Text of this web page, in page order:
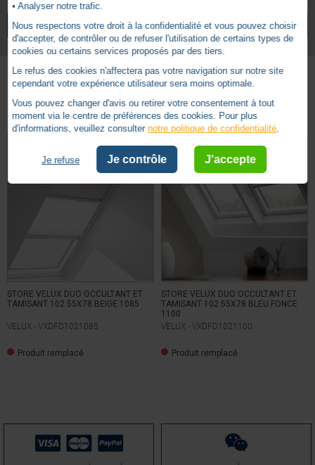
Garantie
VOIR TOUS LES ARTICLESVELUX
Autres produits - Store duo occultant et tamisant
STORE VELUX DUO OCCULTANT ET
TAMISANT 102 55X78 BEIGE 1085
VELUX - VXDFD1021085
Produit remplacé
STORE VELUX DUO OCCULTANT ET
TAMISANT 102 55X78 BLEU FONCE
1100
VELUX - VXDFD1021100
Produit remplacé
• Analyser notre trafic.
Nous respectons votre droit à la confidentialité et vous pouvez choisir
d'accepter, de contrôler ou de refuser l'utilisation de certains types de
cookies ou certains services proposés par des tiers.
Le refus des cookies n'affectera pas votre navigation sur notre site
cependant votre expérience utilisateur sera moins optimale.
Vous pouvez changer d'avis ou retirer votre consentement à tout
moment via le centre de préférences des cookies. Pour plus
d'informations, veuillez consulter notre politique de confidentialité.
Je refuse Je contrôle J'accepte